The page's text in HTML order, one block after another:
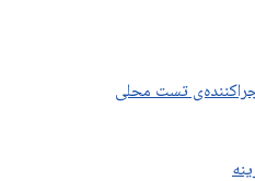
تست محلی